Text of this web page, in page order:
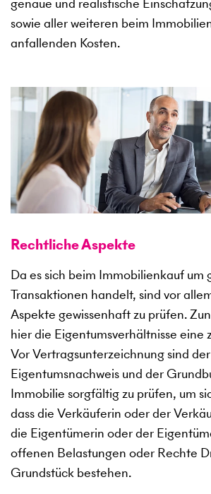
sowie aller weiteren beim
anfallenden Kosten.
Rechtliche Aspekte
Da es sich beim Immobilienkauf um
Transaktionen handelt, sind vor
Aspekte gewissenhaft zu prüfen.
hier die Eigentumsverhältnisse eine
Vor Vertragsunterzeichnung sind der
Eigentumsnachweis und der
Immobilie sorgfältig zu prüfen, um
dass die Verkäuferin oder der
die Eigentümerin oder der
offenen Belastungen oder Rechte
Grundstück bestehen.